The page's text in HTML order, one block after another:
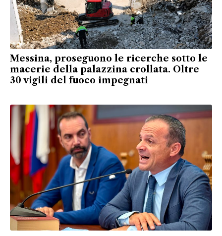
Messina, proseguono le ricerche sotto le
macerie della palazzina crollata. Oltre
30 vigili del fuoco impegnati